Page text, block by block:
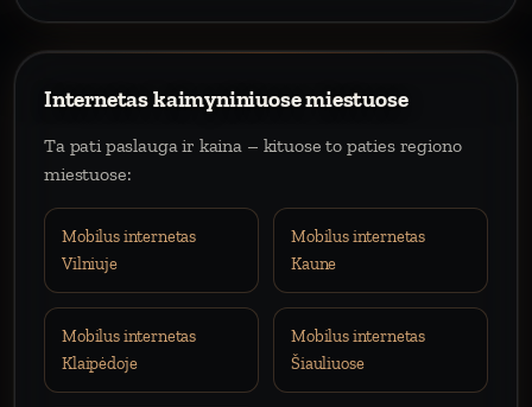
Internetas kaimyniniuose miestuose
Ta pati paslauga ir kaina – kituose to paties regiono
miestuose:
Mobilus internetas
Vilniuje
Mobilus internetas
Kaune
Mobilus internetas
Klaipėdoje
Mobilus internetas
Šiauliuose